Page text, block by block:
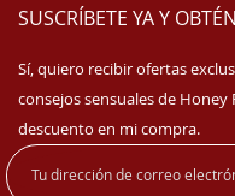
SUSCRÍBETE YA Y
Sí, quiero recibir ofertas
consejos sensuales de Honey
descuento en mi compra.